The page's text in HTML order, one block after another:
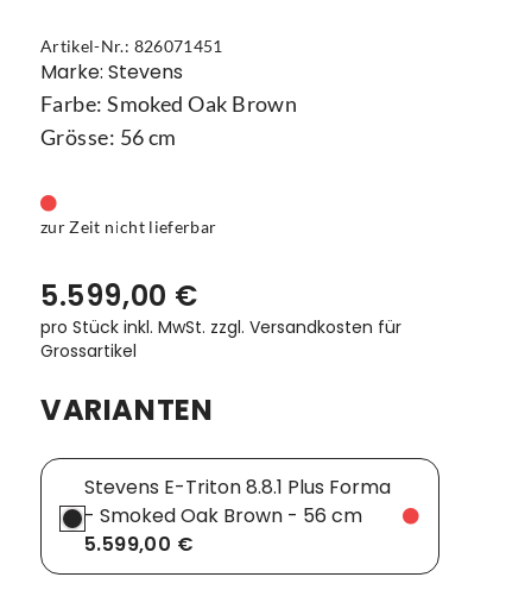
Artikel-Nr.: 826071451
Marke: Stevens
Farbe: Smoked Oak Brown
Grösse: 56 cm
zur Zeit nicht lieferbar
5.599,00 €
pro Stück inkl. MwSt. zzgl. Versandkosten für
Grossartikel
VARIANTEN
Stevens E-Triton 8.8.1 Plus Forma
- Smoked Oak Brown - 56 cm
5.599,00 €